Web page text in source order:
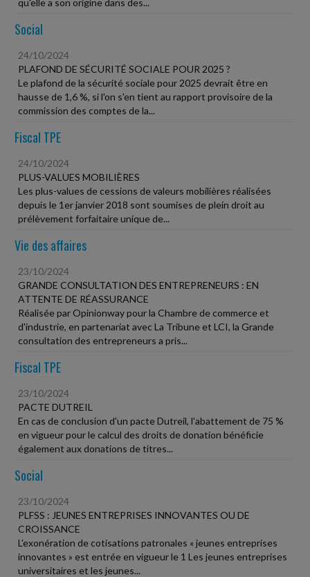
Social
24/10/2024
PLAFOND DE SÉCURITÉ SOCIALE POUR 2025 ?
Le plafond de la sécurité sociale pour 2025 devrait être en
hausse de 1,6 %, si l'on s'en tient au rapport provisoire de la
commission des comptes de la...
Fiscal TPE
24/10/2024
PLUS-VALUES MOBILIÈRES
Les plus-values de cessions de valeurs mobilières réalisées
depuis le 1er janvier 2018 sont soumises de plein droit au
prélèvement forfaitaire unique de...
Vie des affaires
23/10/2024
GRANDE CONSULTATION DES ENTREPRENEURS : EN
ATTENTE DE RÉASSURANCE
Réalisée par Opinionway pour la Chambre de commerce et
d'industrie, en partenariat avec La Tribune et LCI, la Grande
consultation des entrepreneurs a pris...
Fiscal TPE
23/10/2024
PACTE DUTREIL
En cas de conclusion d'un pacte Dutreil, l'abattement de 75 %
en vigueur pour le calcul des droits de donation bénéficie
également aux donations de titres...
Social
23/10/2024
PLFSS : JEUNES ENTREPRISES INNOVANTES OU DE
CROISSANCE
L'exonération de cotisations patronales « jeunes entreprises
innovantes » est entrée en vigueur le 1 Les jeunes entreprises
universitaires et les jeunes...